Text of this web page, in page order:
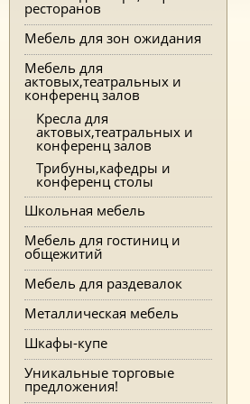
ресторанов
Мебель для зон ожидания
Мебель для
актовых,театральных и
конференц залов
Кресла для
актовых,театральных и
конференц залов
Трибуны,кафедры и
конференц столы
Школьная мебель
Мебель для гостиниц и
общежитий
Мебель для раздевалок
Металлическая мебель
Шкафы-купе
Уникальные торговые
предложения!